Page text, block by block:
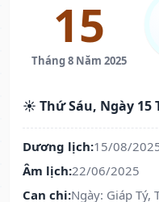
15
Tháng 8 Năm 2025
☀️ Thứ Sáu, Ngày 15
Dương lịch:15/08/
Âm lịch:22/06/2025
Can chi:Ngày: Giáp Tý,